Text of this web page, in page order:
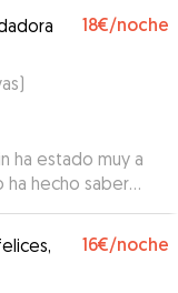
un montón de
todos los días
y no hemos
los días que
perrito va a
se queda con
18€/noche
)
ha estado muy a
ha hecho saber
muy satisfechos.
16€/noche